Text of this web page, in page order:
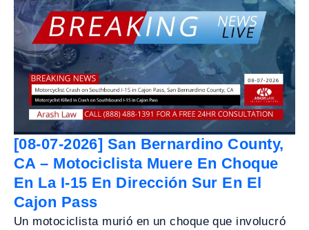
[08-07-2026] San Bernardino County,
CA – Motociclista Muere En Choque
En La I-15 En Dirección Sur En El
Cajon Pass
Un motociclista murió en un choque que involucró